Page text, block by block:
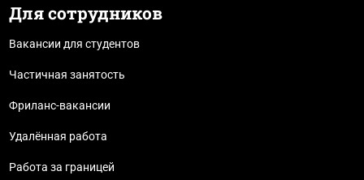
Для сотрудников
Вакансии для студентов
Частичная занятость
Фриланс-вакансии
Удалённая работа
Работа за границей